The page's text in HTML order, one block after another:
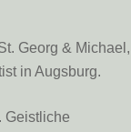
Georg & Michael,
in Augsburg.
Geistliche